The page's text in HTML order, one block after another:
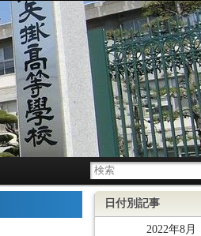
日付別記事
2022年8月